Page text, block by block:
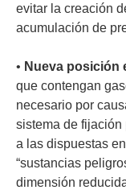
evitar la creación
acumulación de
• Nueva posición
que contengan
necesario por
sistema de fijación
a las dispuestas
“sustancias
dimensión